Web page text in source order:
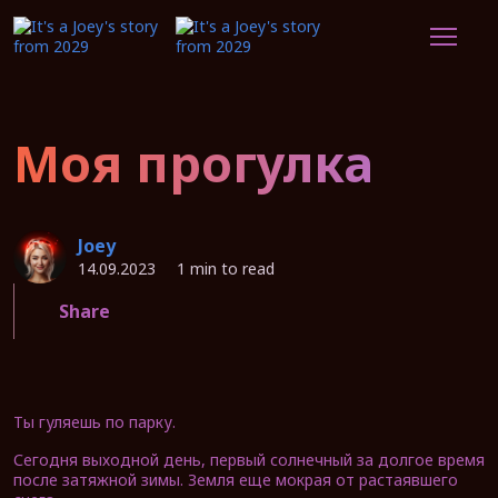
Моя прогулка
Joey
14.09.2023 1 min to read
Share
Ты гуляешь по парку.
Сегодня выходной день, первый солнечный за долгое время
после затяжной зимы. Земля еще мокрая от растаявшего